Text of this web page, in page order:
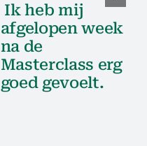
Ik heb mij
afgelopen week
na de
Masterclass erg
goed gevoelt.